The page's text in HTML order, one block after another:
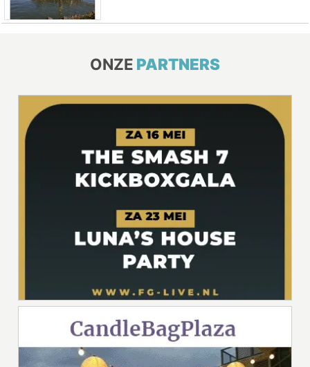
ONZE PARTNERS